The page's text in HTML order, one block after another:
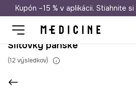
Doprava zadarmo
Kupón –15 % v aplikácii. Stiahnite si
Šiltovky pánske
(12 výsledkov)